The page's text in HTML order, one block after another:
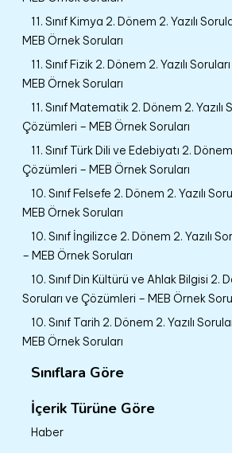
11. Sınıf Kimya 2. Dönem 2. Yazılı
MEB Örnek Soruları
11. Sınıf Fizik 2. Dönem 2. Yazılı
MEB Örnek Soruları
11. Sınıf Matematik 2. Dönem 2. Yazılı
Çözümleri – MEB Örnek Soruları
11. Sınıf Türk Dili ve Edebiyatı 2.
Çözümleri – MEB Örnek Soruları
10. Sınıf Felsefe 2. Dönem 2. Yazılı
MEB Örnek Soruları
10. Sınıf İngilizce 2. Dönem 2. Yazılı
– MEB Örnek Soruları
10. Sınıf Din Kültürü ve Ahlak Bilgisi 2.
Soruları ve Çözümleri – MEB Örnek
10. Sınıf Tarih 2. Dönem 2. Yazılı
MEB Örnek Soruları
Sınıflara Göre
İçerik Türüne Göre
Haber